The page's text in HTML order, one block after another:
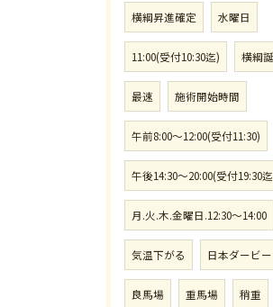
横綱昇進確定 水曜日
11:00(受付10:30迄) 横綱
最速 施術開始時間
午前8:00〜12:00(受付11:30)
午後14:30〜20:00(受付19:30
月.火.木.金曜日.12:30〜14:00
気温下がる 日本ダービー
良馬場 重馬場 稍重